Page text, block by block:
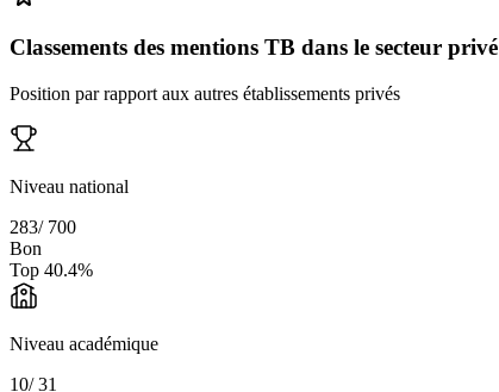
Classements des mentions TB dans le secteur privé
Position par rapport aux autres établissements privés
Niveau national
283/ 700
Bon
Top 40.4%
Niveau académique
10/31